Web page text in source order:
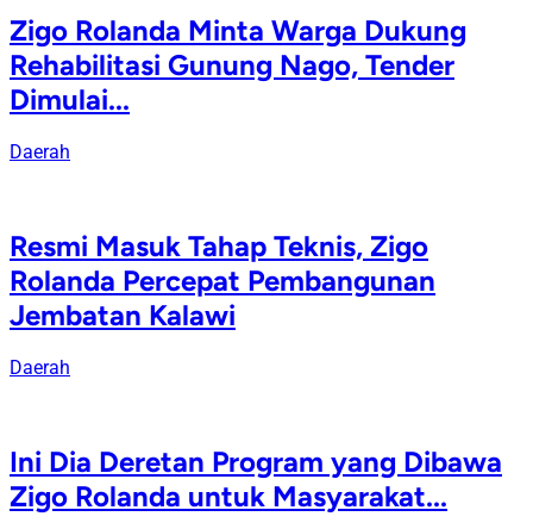
Zigo Rolanda Minta Warga Dukung
Rehabilitasi Gunung Nago, Tender
Dimulai...
Daerah
Resmi Masuk Tahap Teknis, Zigo
Rolanda Percepat Pembangunan
Jembatan Kalawi
Daerah
Ini Dia Deretan Program yang Dibawa
Zigo Rolanda untuk Masyarakat...